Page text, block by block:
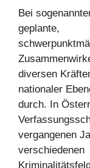
Bei
geplante,
diversen
nationaler
durch. In
vergangenen
verschiedenen